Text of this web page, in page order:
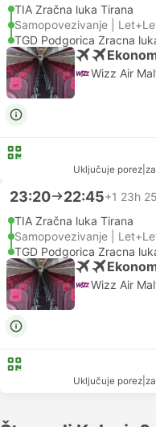
TIA Zračna luka Tirana
Samopovezivanje |
TGD Podgorica Zracna
Wizz Air
Uključuje porez
23:20 22:45+1 23h
TIA Zračna luka Tirana
Samopovezivanje |
TGD Podgorica Zracna
Wizz Air
Uključuje porez